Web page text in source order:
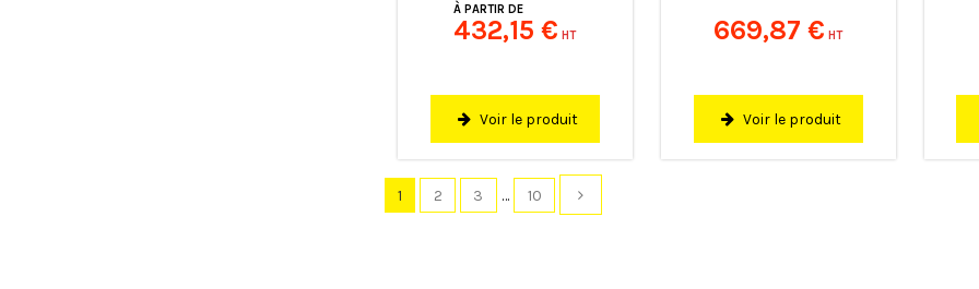
À PARTIR DE
432,15 € HT
Voir le produit
669,87 € HT
Voir le produit
1 2 3 … 10